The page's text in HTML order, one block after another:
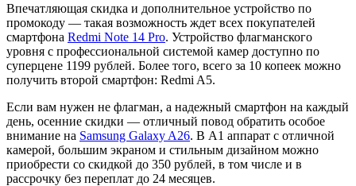
Впечатляющая скидка и дополнительное устройство по
промокоду — такая возможность ждет всех покупателей
смартфона Redmi Note 14 Pro. Устройство флагманского
уровня с профессиональной системой камер доступно по
суперцене 1199 рублей. Более того, всего за 10 копеек можно
получить второй смартфон: Redmi A5.
Если вам нужен не флагман, а надежный смартфон на каждый
день, осенние скидки — отличный повод обратить особое
внимание на Samsung Galaxy A26. В А1 аппарат с отличной
камерой, большим экраном и стильным дизайном можно
приобрести со скидкой до 350 рублей, в том числе и в
рассрочку без переплат до 24 месяцев.